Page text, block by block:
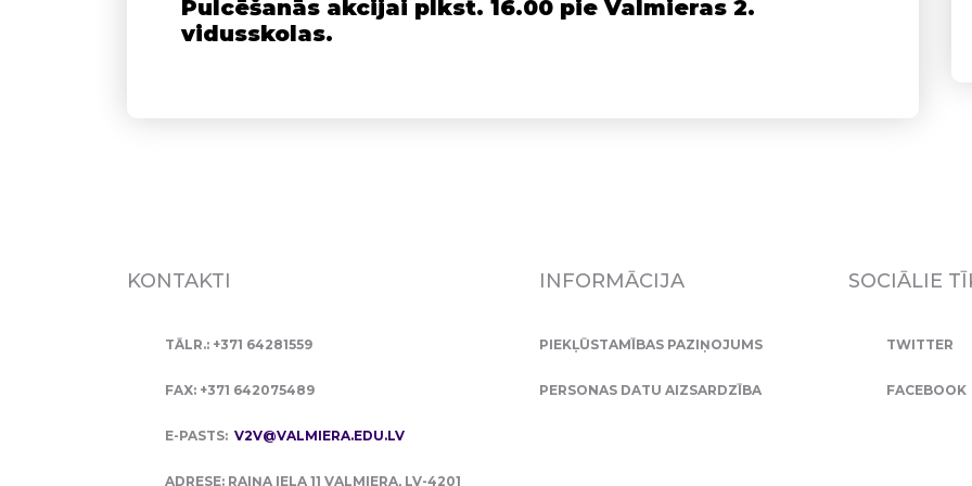
Pulcēšanās akcijai plkst. 16.00 pie Valmieras 2.
vidusskolas.
KONTAKTI
TĀLR.: +371 64281559
FAX: +371 642075489
E-PASTS: V2V@VALMIERA.EDU.LV
ADRESE: RAIŅA IELA 11 VALMIERA, LV-4201
INFORMĀCIJA
PIEKĻŪSTAMĪBAS PAZIŅOJUMS
PERSONAS DATU AIZSARDZĪBA
SOCIĀLIE
TWITTER
FACEBOOK